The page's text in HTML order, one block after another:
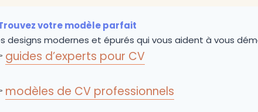
Trouvez votre modèle parfait
designs modernes et épurés qui vous aident à vous
guides d’experts pour CV
modèles de CV professionnels